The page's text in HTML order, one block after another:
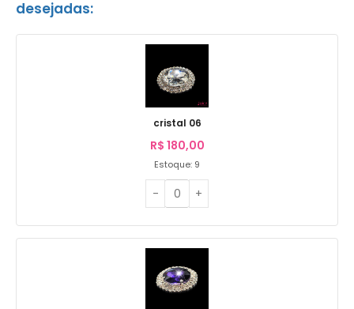
desejadas:
cristal 06
R$ 180,00
Estoque: 9